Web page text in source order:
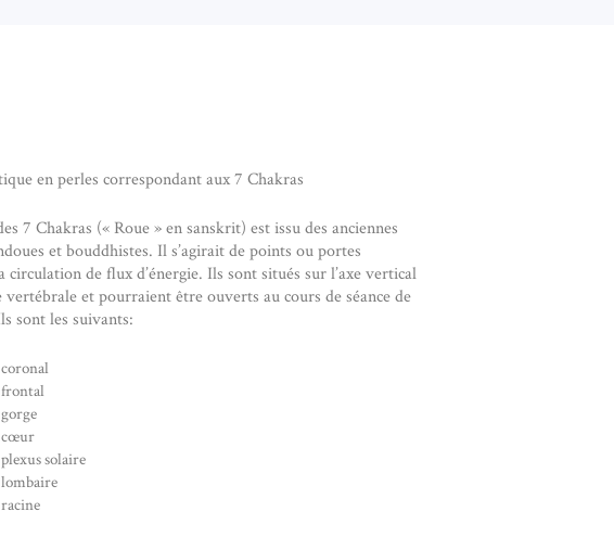
en perles correspondant aux 7 Chakras
7 Chakras (« Roue » en sanskrit) est issu des anciennes
et bouddhistes. Il s’agirait de points ou portes
de flux d’énergie. Ils sont situés sur l’axe vertical
vertébrale et pourraient être ouverts au cours de séance de
sont les suivants:
frontal
cœur
solaire